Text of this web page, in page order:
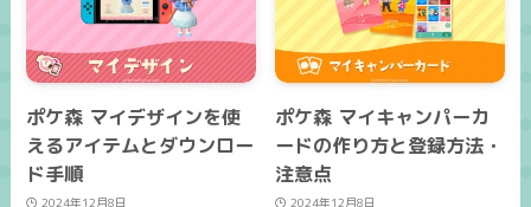
ポケ森 マイデザインを使
えるアイテムとダウンロー
ド手順
2024年12月8日
ポケ森 マイキャンパーカ
ードの作り方と登録方法・
注意点
2024年12月8日